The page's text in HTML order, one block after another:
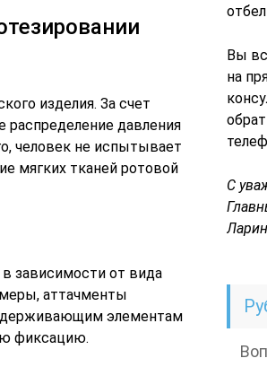
изделия. За счет
распределение давления
человек не испытывает
мягких тканей ротовой
зависимости от вида
аттачменты
элементам
фиксацию.
Вы
на
С